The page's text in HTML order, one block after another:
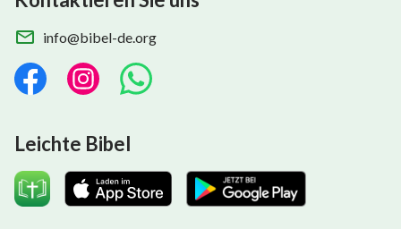
info@bibel-de.org
Leichte Bibel